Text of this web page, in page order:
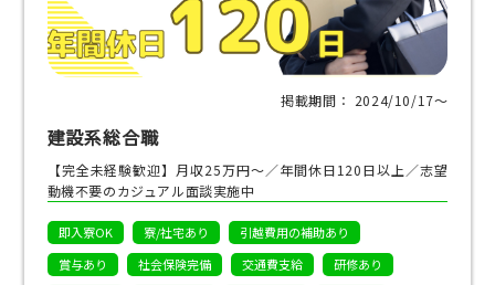
掲載期間： 2024/10/17〜
建設系総合職
【完全未経験歓迎】月収25万円～／年間休日120日以上／志望
動機不要のカジュアル面談実施中
即入寮OK 寮/社宅あり
引越費用の補助あり
賞与あり
社会保険完備 交通費支給
研修あり